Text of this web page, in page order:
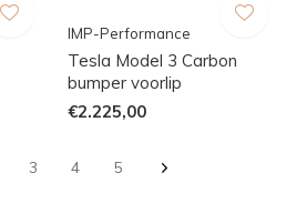
IMP-Performance
Tesla Model 3 Carbon
bumper voorlip
€2.225,00
3 4 5